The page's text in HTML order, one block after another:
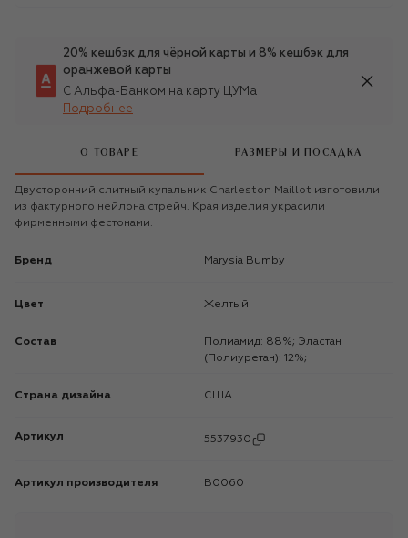
20% кешбэк для чёрной карты и 8% кешбэк для
оранжевой карты
С Альфа-Банком на карту ЦУМа
Подробнее
О ТОВАРЕ РАЗМЕРЫ И ПОСАДКА
Двусторонний слитный купальник Charleston Maillot изготовили
из фактурного нейлона стрейч. Края изделия украсили
фирменными фестонами.
Бренд Marysia Bumby
Цвет Желтый
Состав
Полиамид: 88%; Эластан
(Полиуретан): 12%;
Страна дизайна США
Артикул 5537930
Артикул производителя B0060